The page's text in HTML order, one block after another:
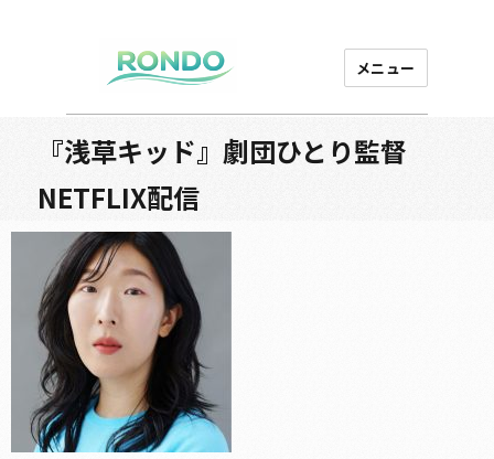
ロンド
芸能プロダクション
メニュー
『浅草キッド』劇団ひとり監督
NETFLIX配信